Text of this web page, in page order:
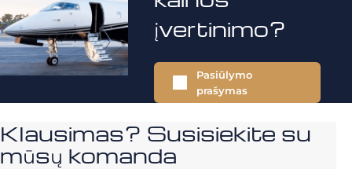
įvertinimo?
Pasiūlymo
prašymas
Klausimas? Susisiekite su
mūsų komanda